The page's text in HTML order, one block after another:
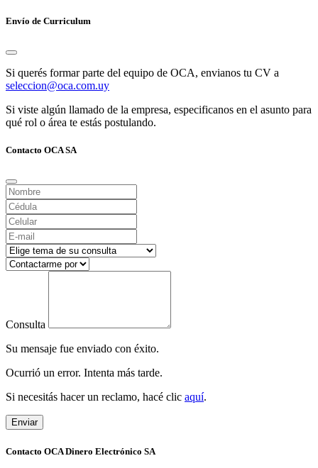
Envío de Curriculum
Si querés formar parte del equipo de OCA, envianos tu CV a
seleccion@oca.com.uy
Si viste algún llamado de la empresa, especificanos en el asunto para
qué rol o área te estás postulando.
Contacto OCA SA
Consulta
Su mensaje fue enviado con éxito.
Ocurrió un error. Intenta más tarde.
Si necesitás hacer un reclamo, hacé clic aquí.
Enviar
Contacto OCA Dinero Electrónico SA